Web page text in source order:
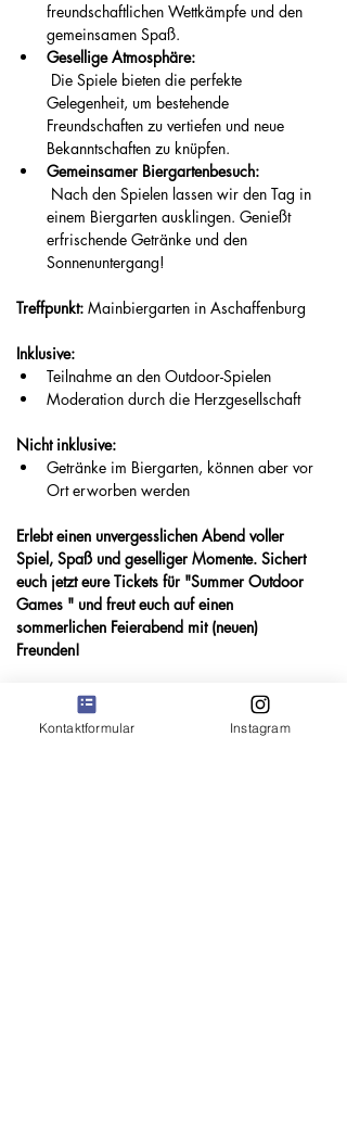
freundschaftlichen Wettkämpfe und den
gemeinsamen Spaß.
Gesellige Atmosphäre:
Gelegenheit, um bestehende
Freundschaften zu vertiefen und neue
Bekanntschaften zu knüpfen.
Gemeinsamer Biergartenbesuch:
einem Biergarten ausklingen. Genießt
erfrischende Getränke und den
Sonnenuntergang!
Treffpunkt: Mainbiergarten in Aschaffenburg
Inklusive:
Teilnahme an den Outdoor-Spielen
Moderation durch die Herzgesellschaft
Nicht inklusive:
Getränke im Biergarten, können aber vor
Ort erworben werden
Erlebt einen unvergesslichen Abend voller
Spiel, Spaß und geselliger Momente. Sichert
euch jetzt eure Tickets für "Summer Outdoor
Games " und freut euch auf einen
sommerlichen Feierabend mit (neuen)
Freunden!
Der Gesamtpreis ist "inkl. MwSt".
Kontaktformular Instagram